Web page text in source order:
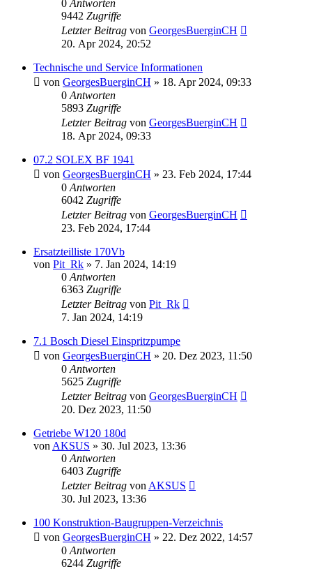
0 Antworten
9442 Zugriffe
Letzter Beitrag von GeorgesBuerginCH
20. Apr 2024, 20:52
Technische und Service Informationen
von GeorgesBuerginCH » 18. Apr 2024, 09:33
0 Antworten
5893 Zugriffe
Letzter Beitrag von GeorgesBuerginCH
18. Apr 2024, 09:33
07.2 SOLEX BF 1941
von GeorgesBuerginCH » 23. Feb 2024, 17:44
0 Antworten
6042 Zugriffe
Letzter Beitrag von GeorgesBuerginCH
23. Feb 2024, 17:44
Ersatzteilliste 170Vb
von Pit_Rk » 7. Jan 2024, 14:19
0 Antworten
6363 Zugriffe
Letzter Beitrag von Pit_Rk
7. Jan 2024, 14:19
7.1 Bosch Diesel Einspritzpumpe
von GeorgesBuerginCH » 20. Dez 2023, 11:50
0 Antworten
5625 Zugriffe
Letzter Beitrag von GeorgesBuerginCH
20. Dez 2023, 11:50
Getriebe W120 180d
von AKSUS » 30. Jul 2023, 13:36
0 Antworten
6403 Zugriffe
Letzter Beitrag von AKSUS
30. Jul 2023, 13:36
100 Konstruktion-Baugruppen-Verzeichnis
von GeorgesBuerginCH » 22. Dez 2022, 14:57
0 Antworten
6244 Zugriffe